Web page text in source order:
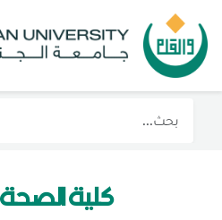
كلية